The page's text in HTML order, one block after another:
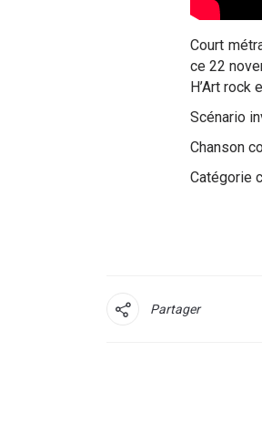
Court
ce 22
H’Art rock
Scénario
Chanson
Catégorie
Partager